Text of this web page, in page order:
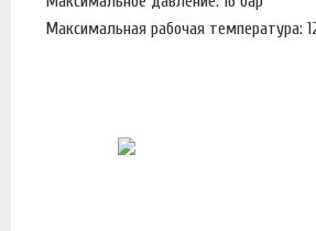
Максимальная рабочая температура: